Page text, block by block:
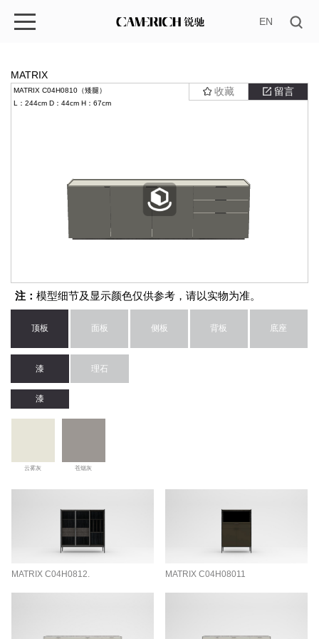
EN
MATRIX
MATRIX C04H0810（矮腿） 收藏 留言
L：244cm D：44cm H：67cm
注： 模型细节及显示颜色仅供参考，请以实物为准。
顶板 面板 侧板 背板 底座
漆 理石
漆
云雾灰 苍烟灰
MATRIX C04H0812. MATRIX C04H08011